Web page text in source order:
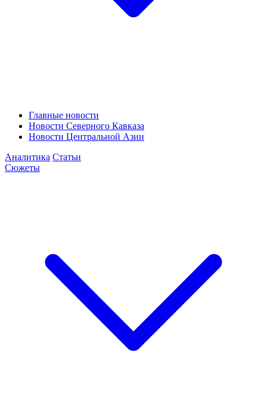
Главные новости
Новости Северного Кавказа
Новости Центральной Азии
Аналитика Статьи
Сюжеты